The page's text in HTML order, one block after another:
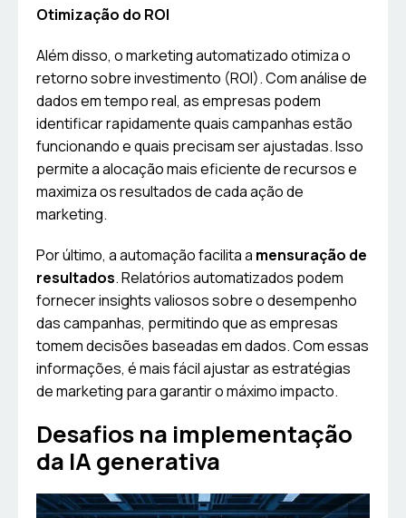
Otimização do ROI
Além disso, o marketing automatizado otimiza o
retorno sobre investimento (ROI). Com análise de
dados em tempo real, as empresas podem
identificar rapidamente quais campanhas estão
funcionando e quais precisam ser ajustadas. Isso
permite a alocação mais eficiente de recursos e
maximiza os resultados de cada ação de
marketing.
Por último, a automação facilita a mensuração de
resultados. Relatórios automatizados podem
fornecer insights valiosos sobre o desempenho
das campanhas, permitindo que as empresas
tomem decisões baseadas em dados. Com essas
informações, é mais fácil ajustar as estratégias
de marketing para garantir o máximo impacto.
Desafios na implementação
da IA generativa